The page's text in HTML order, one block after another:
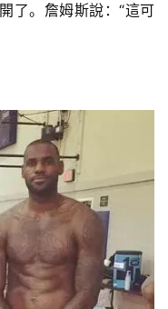
了。詹姆斯說：“這可